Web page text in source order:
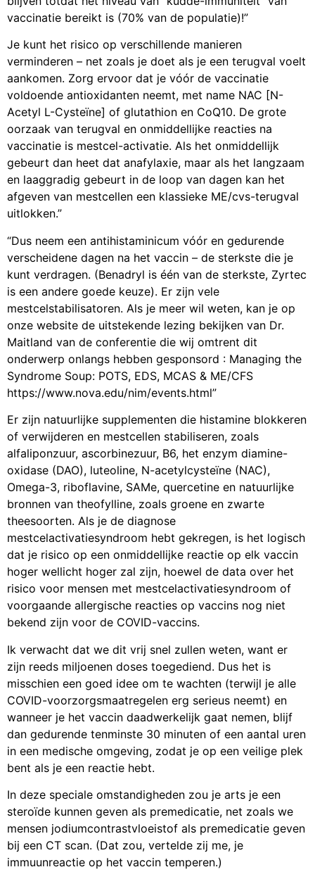
vaccinatie bereikt is (70% van de populatie)!”
Je kunt het risico op verschillende manieren
verminderen – net zoals je doet als je een terugval voelt
aankomen. Zorg ervoor dat je vóór de vaccinatie
voldoende antioxidanten neemt, met name NAC [N-
Acetyl L-Cysteïne] of glutathion en CoQ10. De grote
oorzaak van terugval en onmiddellijke reacties na
vaccinatie is mestcel-activatie. Als het onmiddellijk
gebeurt dan heet dat anafylaxie, maar als het langzaam
en laaggradig gebeurt in de loop van dagen kan het
afgeven van mestcellen een klassieke ME/cvs-terugval
uitlokken.”
“Dus neem een antihistaminicum vóór en gedurende
verscheidene dagen na het vaccin – de sterkste die je
kunt verdragen. (Benadryl is één van de sterkste, Zyrtec
is een andere goede keuze). Er zijn vele
mestcelstabilisatoren. Als je meer wil weten, kan je op
onze website de uitstekende lezing bekijken van Dr.
Maitland van de conferentie die wij omtrent dit
onderwerp onlangs hebben gesponsord : Managing the
Syndrome Soup: POTS, EDS, MCAS & ME/CFS
https://www.nova.edu/nim/events.html”
Er zijn natuurlijke supplementen die histamine blokkeren
of verwijderen en mestcellen stabiliseren, zoals
alfaliponzuur, ascorbinezuur, B6, het enzym diamine-
oxidase (DAO), luteoline, N-acetylcysteïne (NAC),
Omega-3, riboflavine, SAMe, quercetine en natuurlijke
bronnen van theofylline, zoals groene en zwarte
theesoorten. Als je de diagnose
mestcelactivatiesyndroom hebt gekregen, is het logisch
dat je risico op een onmiddellijke reactie op elk vaccin
hoger wellicht hoger zal zijn, hoewel de data over het
risico voor mensen met mestcelactivatiesyndroom of
voorgaande allergische reacties op vaccins nog niet
bekend zijn voor de COVID-vaccins.
Ik verwacht dat we dit vrij snel zullen weten, want er
zijn reeds miljoenen doses toegediend. Dus het is
misschien een goed idee om te wachten (terwijl je alle
COVID-voorzorgsmaatregelen erg serieus neemt) en
wanneer je het vaccin daadwerkelijk gaat nemen, blijf
dan gedurende tenminste 30 minuten of een aantal uren
in een medische omgeving, zodat je op een veilige plek
bent als je een reactie hebt.
In deze speciale omstandigheden zou je arts je een
steroïde kunnen geven als premedicatie, net zoals we
mensen jodiumcontrastvloeistof als premedicatie geven
bij een CT scan. (Dat zou, vertelde zij me, je
immuunreactie op het vaccin temperen.)